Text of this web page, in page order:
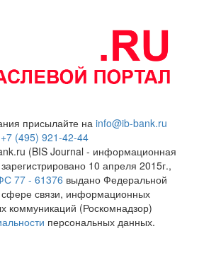
присылайте на info@ib-bank.ru
+7 (495) 921-42-44
(BIS Journal - информационная
10 апреля 2015г.,
77 - 61376 выдано Федеральной
сфере связи, информационных
коммуникаций (Роскомнадзор)
персональных данных.